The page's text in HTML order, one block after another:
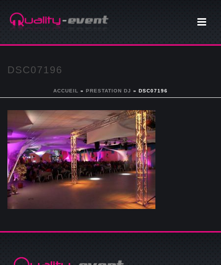
DSC07196
ACCUEIL » PRESTATION DJ » DSC07196